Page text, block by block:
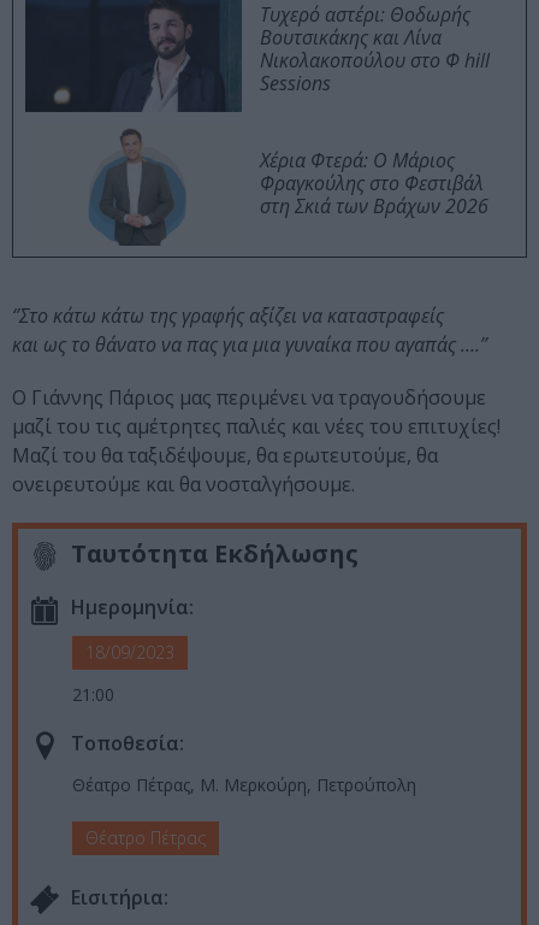
Τυχερό αστέρι: Θοδωρής
Βουτσικάκης και Λίνα
Νικολακοπούλου στο Φ hill
Sessions
Χέρια Φτερά: Ο Μάριος
Φραγκούλης στο Φεστιβάλ
στη Σκιά των Βράχων 2026
‘’Στο κάτω κάτω της γραφής αξίζει να καταστραφείς
και ως το θάνατο να πας για μια γυναίκα που αγαπάς ….’’
Ο Γιάννης Πάριος μας περιμένει να τραγουδήσουμε
μαζί του τις αμέτρητες παλιές και νέες του επιτυχίες!
Μαζί του θα ταξιδέψουμε, θα ερωτευτούμε, θα
ονειρευτούμε και θα νοσταλγήσουμε.
Ταυτότητα Εκδήλωσης
Ημερομηνία:
18/09/2023
21:00
Τοποθεσία:
Θέατρο Πέτρας, Μ. Μερκούρη, Πετρούπολη
Θέατρο Πέτρας
Eισιτήρια: